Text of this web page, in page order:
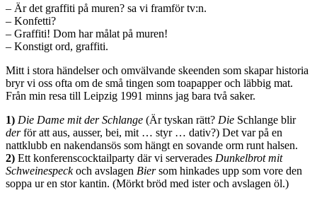
– Är det graffiti på muren? sa vi framför tv:n.
– Konfetti?
– Graffiti! Dom har målat på muren!
– Konstigt ord, graffiti.
Mitt i stora händelser och omvälvande skeenden som skapar historia
bryr vi oss ofta om de små tingen som toapapper och läbbig mat.
Från min resa till Leipzig 1991 minns jag bara två saker.
1) Die Dame mit der Schlange (Är tyskan rätt? Die Schlange blir
derför att aus, ausser, bei, mit … styr … dativ?) Det var på en
nattklubb en nakendansös som hängt en sovande orm runt halsen.
2) Ett konferenscocktailparty där vi serverades Dunkelbrot mit
Schweinespeckoch avslagen Biersom hinkades upp som vore den
soppa ur en stor kantin. (Mörkt bröd med ister och avslagen öl.)